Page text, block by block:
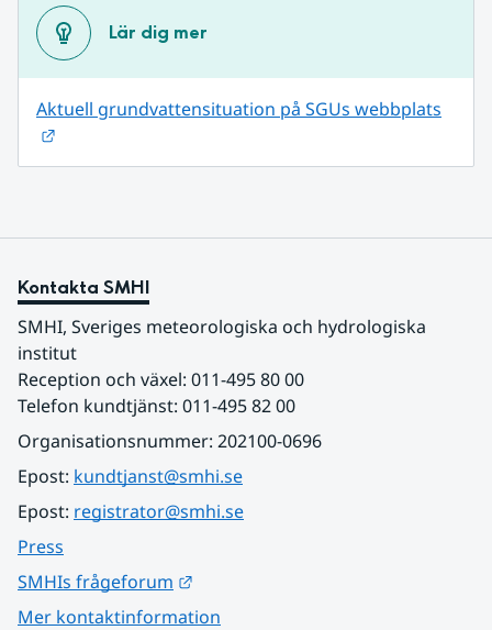
Lär dig mer
Aktuell grundvattensituation på SGUs webbplats
Kontakta SMHI
SMHI, Sveriges meteorologiska och hydrologiska
institut
Reception och växel: 011-495 80 00
Telefon kundtjänst: 011-495 82 00
Organisationsnummer: 202100-0696
Epost: kundtjanst@smhi.se
Epost: registrator@smhi.se
Press
SMHIs frågeforum
Mer kontaktinformation